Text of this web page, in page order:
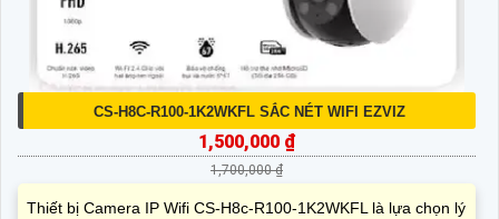
CS-H8C-R100-1K2WKFL SẮC NÉT WIFI EZVIZ
1,500,000 ₫
1,700,000 ₫
Thiết bị Camera IP Wifi CS-H8c-R100-1K2WKFL là lựa chọn lý